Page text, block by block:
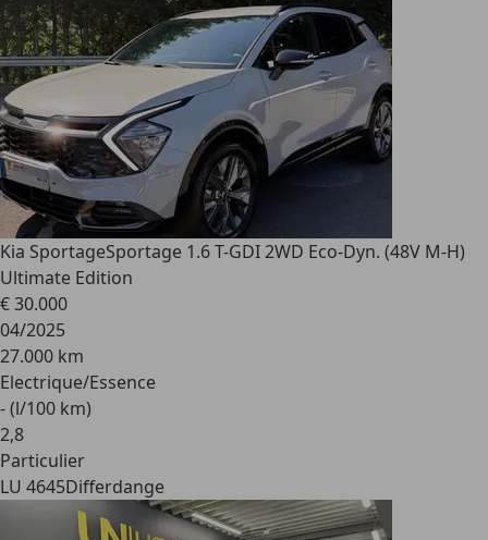
Kia SportageSportage 1.6 T-GDI 2WD Eco-Dyn. (48V M-H)
Ultimate Edition
€ 30.000
04/2025
27.000 km
Electrique/Essence
- (l/100 km)
2,8
Particulier
LU 4645Differdange